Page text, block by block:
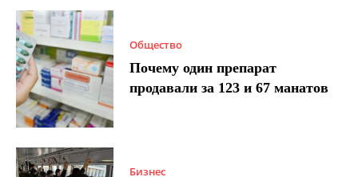
Общество
Почему один препарат
продавали за 123 и 67 манатов
Бизнес